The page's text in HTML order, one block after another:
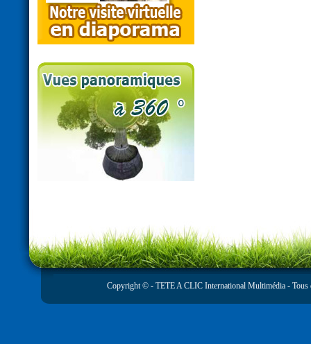
Copyright © - TETE A CLIC International Multimédia - Tous